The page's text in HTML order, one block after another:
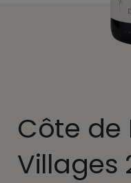
Côte de
Villages